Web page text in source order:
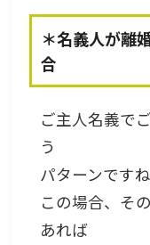
＊名義人が離
合
ご主人名義で
う
パターンですね
この場合、そ
あれば